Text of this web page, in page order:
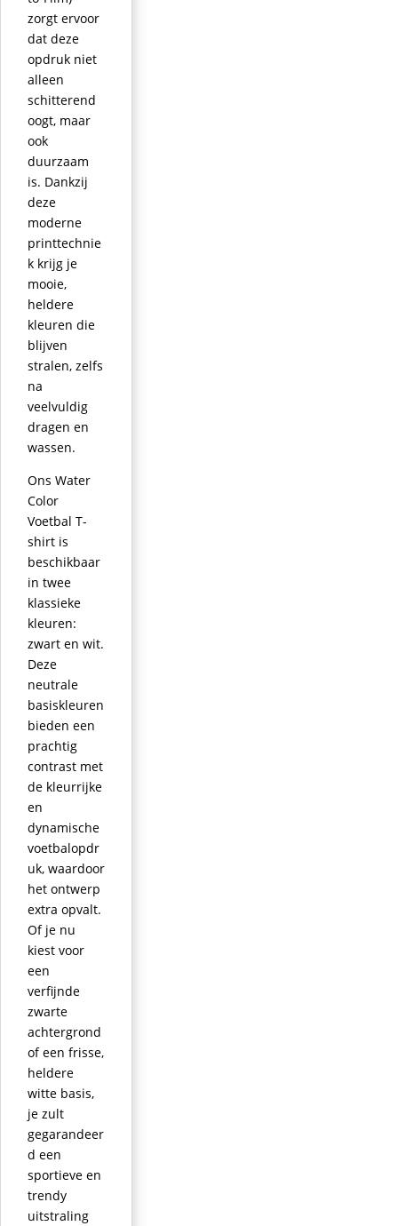
zorgt ervoor
dat deze
opdruk niet
alleen
schitterend
oogt, maar
ook
duurzaam
is. Dankzij
deze
moderne
printtechnie
k krijg je
mooie,
heldere
kleuren die
blijven
stralen, zelfs
na
veelvuldig
dragen en
wassen.
Ons Water
Color
Voetbal T-
shirt is
beschikbaar
in twee
klassieke
kleuren:
zwart en wit.
Deze
neutrale
basiskleuren
bieden een
prachtig
contrast met
de kleurrijke
en
dynamische
voetbalopdr
uk, waardoor
het ontwerp
extra opvalt.
Of je nu
kiest voor
een
verfijnde
zwarte
achtergrond
of een frisse,
heldere
witte basis,
je zult
gegarandeer
d een
sportieve en
trendy
uitstraling